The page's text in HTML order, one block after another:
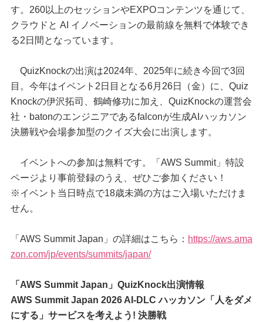
す。260以上のセッションやEXPOコンテンツを通じて、
クラウドと AI イノベーションの最前線を無料で体験でき
る2日間となっています。
QuizKnockの出演は2024年、2025年に続き今回で3回
目。今年はイベント2日目となる6月26日（金）に、Quiz
Knockの伊沢拓司、鶴崎修功に加え、QuizKnockの運営会
社・batonのエンジニアであるfalconが生成AIハッカソン
決勝戦や会場参加型のクイズ大会に出演します。
イベントへの参加は無料です。「AWS Summit」特設
ページより事前登録のうえ、ぜひご参加ください！
※イベント当日時点で18歳未満の方はご入場いただけま
せん。
「AWS Summit Japan」の詳細はこちら： https://aws.ama
zon.com/jp/events/summits/japan/
「AWS Summit Japan」QuizKnock出演情報
AWS Summit Japan 2026 AI-DLC ハッカソン「人をダメ
にする」サービスを考えよう! 決勝戦